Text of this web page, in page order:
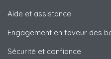
Aide et assistance
Engagement en faveur des
Sécurité et confiance